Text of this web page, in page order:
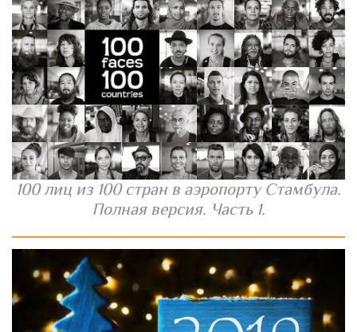
100 лиц из 100 стран в аэропорту Стамбула.
Полная версия. Часть 1.